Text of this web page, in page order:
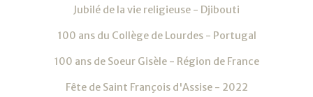
Jubilé de la vie religieuse - Djibouti
100 ans du Collège de Lourdes - Portugal
100 ans de Soeur Gisèle - Région de France
Fête de Saint François d'Assise - 2022